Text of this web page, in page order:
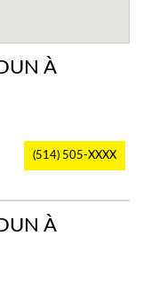
À
(514) 505-XXXX
À